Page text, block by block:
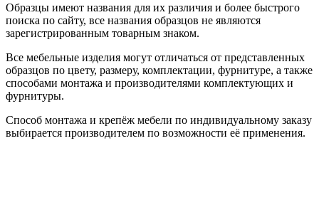
Образцы имеют названия для их различия и более быстрого
поиска по сайту, все названия образцов не являются
зарегистрированным товарным знаком.
Все мебельные изделия могут отличаться от представленных
образцов по цвету, размеру, комплектации, фурнитуре, а также
способами монтажа и производителями комплектующих и
фурнитуры.
Способ монтажа и крепёж мебели по индивидуальному заказу
выбирается производителем по возможности её применения.